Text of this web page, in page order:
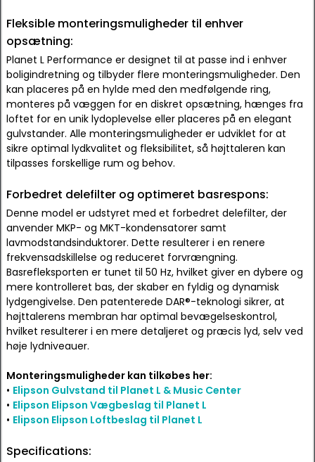
Fleksible monteringsmuligheder til enhver
opsætning:
Planet L Performance er designet til at passe ind i enhver
boligindretning og tilbyder flere monteringsmuligheder. Den
kan placeres på en hylde med den medfølgende ring,
monteres på væggen for en diskret opsætning, hænges fra
loftet for en unik lydoplevelse eller placeres på en elegant
gulvstander. Alle monteringsmuligheder er udviklet for at
sikre optimal lydkvalitet og fleksibilitet, så højttaleren kan
tilpasses forskellige rum og behov.
Forbedret delefilter og optimeret basrespons:
Denne model er udstyret med et forbedret delefilter, der
anvender MKP- og MKT-kondensatorer samt
lavmodstandsinduktorer. Dette resulterer i en renere
frekvensadskillelse og reduceret forvrængning.
Basrefleksporten er tunet til 50 Hz, hvilket giver en dybere og
mere kontrolleret bas, der skaber en fyldig og dynamisk
lydgengivelse. Den patenterede DAR®-teknologi sikrer, at
højttalerens membran har optimal bevægelseskontrol,
hvilket resulterer i en mere detaljeret og præcis lyd, selv ved
høje lydniveauer.
Monteringsmuligheder kan tilkøbes her:
• Elipson Gulvstand til Planet L & Music Center
• Elipson Elipson Vægbeslag til Planet L
• Elipson Elipson Loftbeslag til Planet L
Specifications: